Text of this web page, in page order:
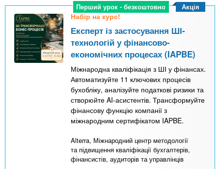
Перший урок - безкоштовно
Набір на курс!
Експерт із застосування ШІ-
технологій у фінансово-
економічних процесах (IAPBE)
Міжнародна кваліфікація з ШІ у фінансах.
Автоматизуйте 11 ключових процесів
бухобліку, аналізуйте податкові ризики та
створюйте AI-асистентів. Трансформуйте
фінансову функцію компанії з
міжнародним сертифікатом IAPBE.
Alterra, Міжнародний центр методології
та підвищення кваліфікації бухгалтерів,
фінансистів, аудиторів та управлінців
Акція